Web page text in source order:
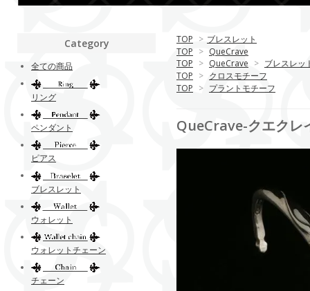
TOP > ブレスレット
TOP > QueCrave
TOP > QueCrave > ブレスレッ
TOP > クロスモチーフ
TOP > プラントモチーフ
QueCrave-クエクレ
Category
全ての商品
リング
ペンダント
ピアス
ブレスレット
ウォレット
ウォレットチェーン
チェーン